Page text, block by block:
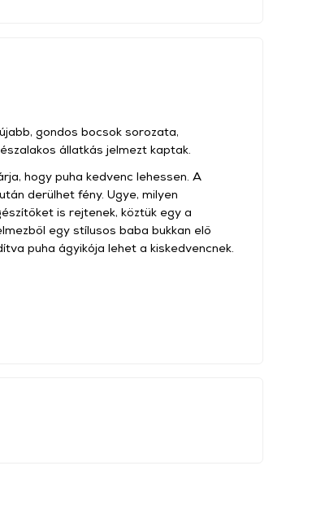
gondos bocsok sorozata,
állatkás jelmezt kaptak.
hogy puha kedvenc lehessen. A
derülhet fény. Ugye, milyen
is rejtenek, köztük egy a
egy stílusos baba bukkan elő
puha ágyikója lehet a kiskedvencnek.